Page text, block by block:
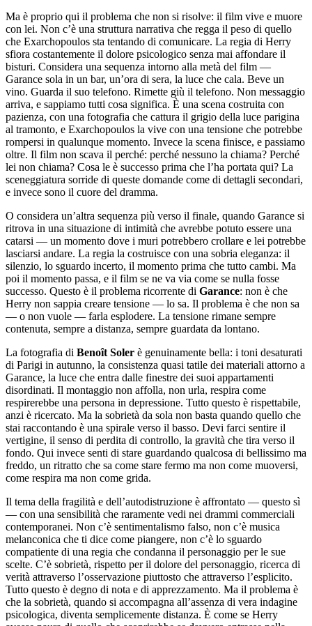
Ma è proprio qui il problema che non si risolve: il film vive e muore
con lei. Non c’è una struttura narrativa che regga il peso di quello
che Exarchopoulos sta tentando di comunicare. La regia di Herry
sfiora costantemente il dolore psicologico senza mai affondare il
bisturi. Considera una sequenza intorno alla metà del film —
Garance sola in un bar, un’ora di sera, la luce che cala. Beve un
vino. Guarda il suo telefono. Rimette giù il telefono. Non messaggio
arriva, e sappiamo tutti cosa significa. È una scena costruita con
pazienza, con una fotografia che cattura il grigio della luce parigina
al tramonto, e Exarchopoulos la vive con una tensione che potrebbe
rompersi in qualunque momento. Invece la scena finisce, e passiamo
oltre. Il film non scava il perché: perché nessuno la chiama? Perché
lei non chiama? Cosa le è successo prima che l’ha portata qui? La
sceneggiatura sorride di queste domande come di dettagli secondari,
e invece sono il cuore del dramma.
O considera un’altra sequenza più verso il finale, quando Garance si
ritrova in una situazione di intimità che avrebbe potuto essere una
catarsi — un momento dove i muri potrebbero crollare e lei potrebbe
lasciarsi andare. La regia la costruisce con una sobria eleganza: il
silenzio, lo sguardo incerto, il momento prima che tutto cambi. Ma
poi il momento passa, e il film se ne va via come se nulla fosse
successo. Questo è il problema ricorrente di Garance: non è che
Herry non sappia creare tensione — lo sa. Il problema è che non sa
— o non vuole — farla esplodere. La tensione rimane sempre
contenuta, sempre a distanza, sempre guardata da lontano.
La fotografia di Benoît Soler è genuinamente bella: i toni desaturati
di Parigi in autunno, la consistenza quasi tatile dei materiali attorno a
Garance, la luce che entra dalle finestre dei suoi appartamenti
disordinati. Il montaggio non affolla, non urla, respira come
respirerebbe una persona in depressione. Tutto questo è rispettabile,
anzi è ricercato. Ma la sobrietà da sola non basta quando quello che
stai raccontando è una spirale verso il basso. Devi farci sentire il
vertigine, il senso di perdita di controllo, la gravità che tira verso il
fondo. Qui invece senti di stare guardando qualcosa di bellissimo ma
freddo, un ritratto che sa come stare fermo ma non come muoversi,
come respira ma non come grida.
Il tema della fragilità e dell’autodistruzione è affrontato — questo sì
— con una sensibilità che raramente vedi nei drammi commerciali
contemporanei. Non c’è sentimentalismo falso, non c’è musica
melanconica che ti dice come piangere, non c’è lo sguardo
compatiente di una regia che condanna il personaggio per le sue
scelte. C’è sobrietà, rispetto per il dolore del personaggio, ricerca di
verità attraverso l’osservazione piuttosto che attraverso l’esplicito.
Tutto questo è degno di nota e di apprezzamento. Ma il problema è
che la sobrietà, quando si accompagna all’assenza di vera indagine
psicologica, diventa semplicemente distanza. È come se Herry